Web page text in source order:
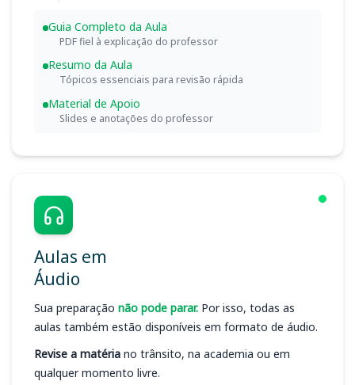
Guia Completo da Aula
PDF fiel à explicação do professor
Resumo da Aula
Tópicos essenciais para revisão rápida
Material de Apoio
Slides e anotações do professor
Aulas em
Áudio
Sua preparação não pode parar. Por isso, todas as
aulas também estão disponíveis em formato de áudio.
Revise a matéria no trânsito, na academia ou em
qualquer momento livre.